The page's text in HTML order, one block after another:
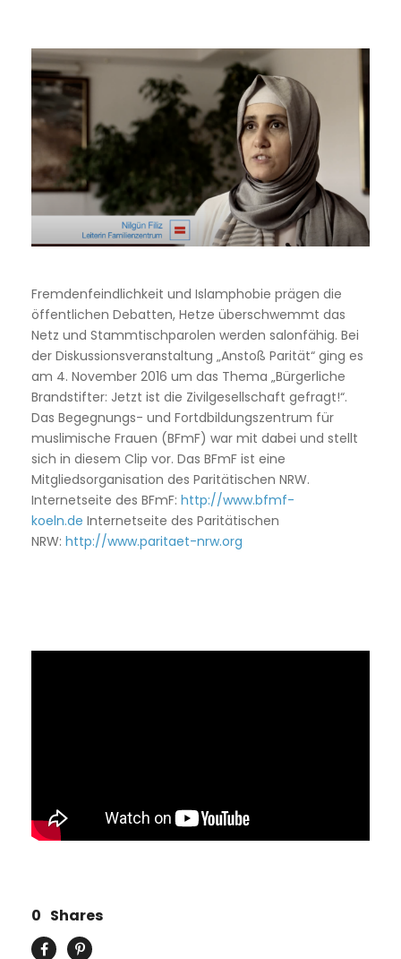
Fremdenfeindlichkeit und Islamphobie prägen die
öffentlichen Debatten, Hetze überschwemmt das
Netz und Stammtischparolen werden salonfähig. Bei
der Diskussionsveranstaltung „Anstoß Parität“ ging es
am 4. November 2016 um das Thema „Bürgerliche
Brandstifter: Jetzt ist die Zivilgesellschaft gefragt!“.
Das Begegnungs- und Fortdbildungszentrum für
muslimische Frauen (BFmF) war mit dabei und stellt
sich in diesem Clip vor. Das BFmF ist eine
Mitgliedsorganisation des Paritätischen NRW.
Internetseite des BFmF: http://www.bfmf-
koeln.de Internetseite des Paritätischen
NRW: http://www.paritaet-nrw.org
0 Shares